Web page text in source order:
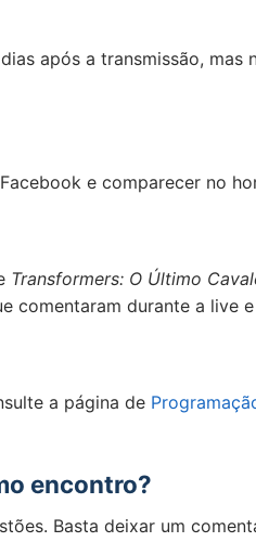
após a transmissão,
e comparecer no
Transformers: O Último
comentaram durante a live
a página de
encontro?
Basta deixar um